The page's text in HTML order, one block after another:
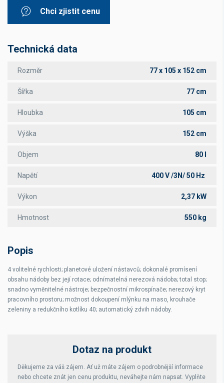
Chci zjistit cenu
Technická data
Rozměr 77 x 105 x 152 cm
Šířka 77 cm
Hloubka 105 cm
Výška 152 cm
Objem 80 l
Napětí 400 V /3N/ 50 Hz
Výkon 2,37 kW
Hmotnost 550 kg
Popis
4 volitelné rychlosti; planetové uložení nástavců; dokonalé promísení
obsahu nádoby bez její rotace; odnímatelná nerezová nádoba; total stop;
snadno vyměnitelné nástroje; bezpečnostní mikrospínače; nerezový kryt
pracovního prostoru; možnost dokoupení mlýnku na maso, krouhače
zeleniny a redukčního kotlíku 40; automatický zdvih nádoby.
Dotaz na produkt
Děkujeme za váš zájem. Ať už máte zájem o podrobnější informace
nebo chcete znát jen cenu produktu, neváhejte nám napsat. Vyplňte